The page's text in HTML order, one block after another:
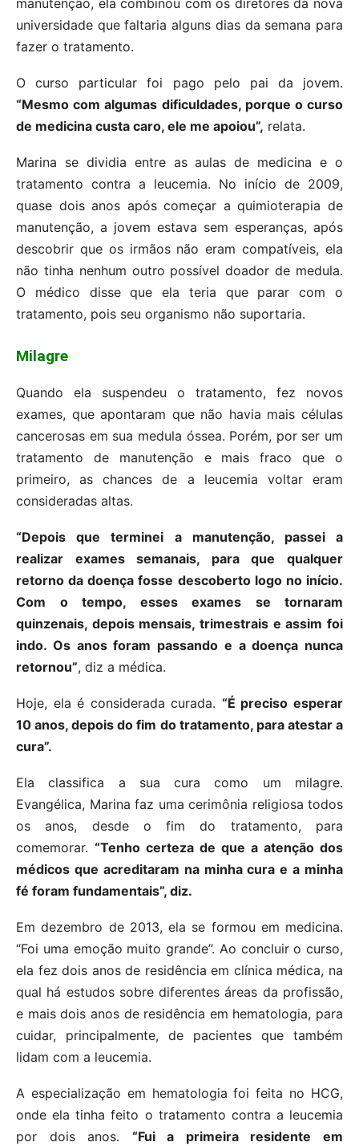
manutenção, ela combinou com os diretores da nova
universidade que faltaria alguns dias da semana para
fazer o tratamento.
O curso particular foi pago pelo pai da jovem.
“Mesmo com algumas dificuldades, porque o curso
de medicina custa caro, ele me apoiou”, relata.
Marina se dividia entre as aulas de medicina e o
tratamento contra a leucemia. No início de 2009,
quase dois anos após começar a quimioterapia de
manutenção, a jovem estava sem esperanças, após
descobrir que os irmãos não eram compatíveis, ela
não tinha nenhum outro possível doador de medula.
O médico disse que ela teria que parar com o
tratamento, pois seu organismo não suportaria.
Milagre
Quando ela suspendeu o tratamento, fez novos
exames, que apontaram que não havia mais células
cancerosas em sua medula óssea. Porém, por ser um
tratamento de manutenção e mais fraco que o
primeiro, as chances de a leucemia voltar eram
consideradas altas.
“Depois que terminei a manutenção, passei a
realizar exames semanais, para que qualquer
retorno da doença fosse descoberto logo no início.
Com o tempo, esses exames se tornaram
quinzenais, depois mensais, trimestrais e assim foi
indo. Os anos foram passando e a doença nunca
retornou”, diz a médica.
Hoje, ela é considerada curada. “É preciso esperar
10 anos, depois do fim do tratamento, para atestar a
cura”.
Ela classifica a sua cura como um milagre.
Evangélica, Marina faz uma cerimônia religiosa todos
os anos, desde o fim do tratamento, para
comemorar. “Tenho certeza de que a atenção dos
médicos que acreditaram na minha cura e a minha
fé foram fundamentais”, diz.
Em dezembro de 2013, ela se formou em medicina.
“Foi uma emoção muito grande”. Ao concluir o curso,
ela fez dois anos de residência em clínica médica, na
qual há estudos sobre diferentes áreas da profissão,
e mais dois anos de residência em hematologia, para
cuidar, principalmente, de pacientes que também
lidam com a leucemia.
A especialização em hematologia foi feita no HCG,
onde ela tinha feito o tratamento contra a leucemia
por dois anos. “Fui a primeira residente em